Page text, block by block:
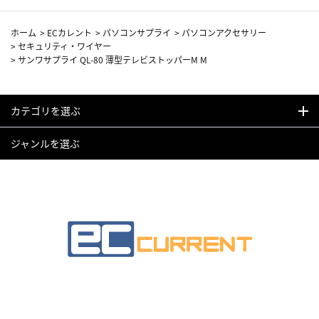
ホーム > ECカレント > パソコンサプライ > パソコンアクセサリー
>セキュリティ・ワイヤー
>サンワサプライ QL-80 薄型テレビストッパーM M
カテゴリを選ぶ
ジャンルを選ぶ